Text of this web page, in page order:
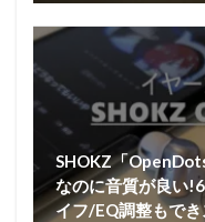
SHOKZ「
なのに音質が良い
イフ/EQ調整もで